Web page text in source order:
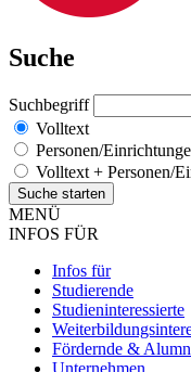
Suche
Suchbegriff
Volltext
Personen/
Volltext + Personen/
MENÜ
INFOS FÜR
Infos für
Studierende
Studieninteressierte
Fördernde &
Unternehmen